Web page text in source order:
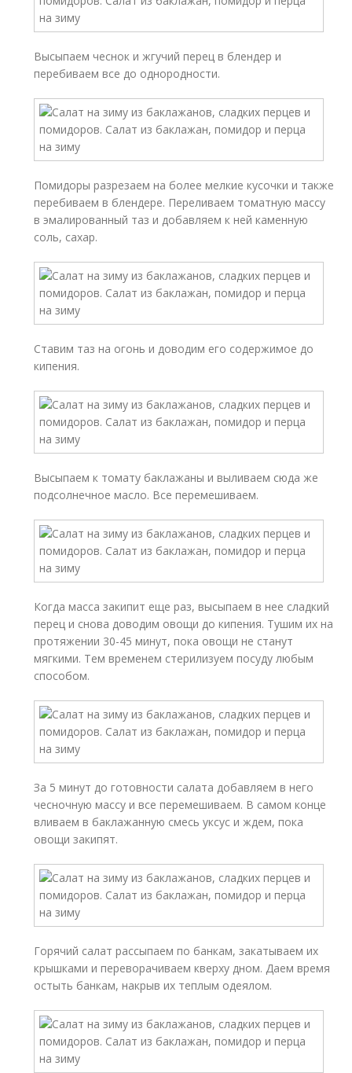
Высыпаем чеснок и жгучий перец в блендер и
перебиваем все до однородности.
Помидоры разрезаем на более мелкие кусочки и также
перебиваем в блендере. Переливаем томатную массу
в эмалированный таз и добавляем к ней каменную
соль, сахар.
Ставим таз на огонь и доводим его содержимое до
кипения.
Высыпаем к томату баклажаны и выливаем сюда же
подсолнечное масло. Все перемешиваем.
Когда масса закипит еще раз, высыпаем в нее сладкий
перец и снова доводим овощи до кипения. Тушим их на
протяжении 30-45 минут, пока овощи не станут
мягкими. Тем временем стерилизуем посуду любым
способом.
За 5 минут до готовности салата добавляем в него
чесночную массу и все перемешиваем. В самом конце
вливаем в баклажанную смесь уксус и ждем, пока
овощи закипят.
Горячий салат рассыпаем по банкам, закатываем их
крышками и переворачиваем кверху дном. Даем время
остыть банкам, накрыв их теплым одеялом.